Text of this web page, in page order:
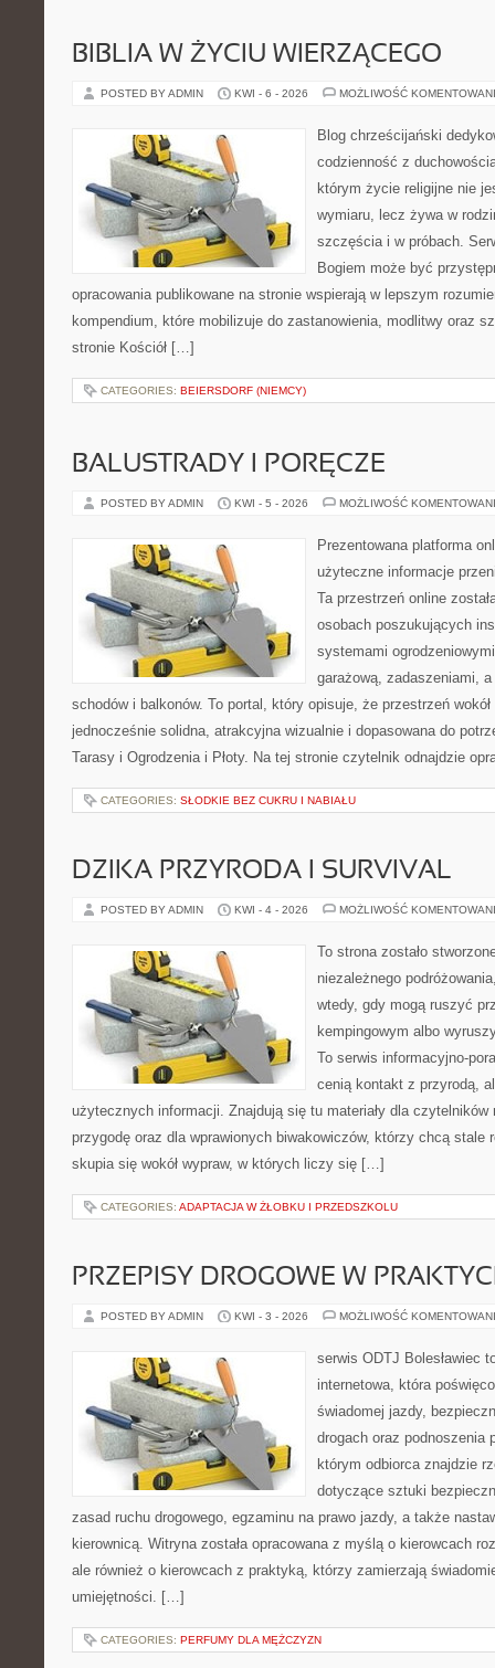
BIBLIA W ŻYCIU WIERZĄCEGO
POSTED BY ADMIN KWI - 6 - 2026 MOŻLIWOŚĆ
Blog chrześcijański
codzienność z
którym życie religijne nie
wymiaru, lecz żywa w
szczęścia i w próbach.
Bogiem może być
opracowania publikowane na stronie wspierają w lepszym
kompendium, które mobilizuje do zastanowienia, modlitwy oraz
stronie Kościół […]
CATEGORIES: BEIERSDORF (NIEMCY)
BALUSTRADY I PORĘCZE
POSTED BY ADMIN KWI - 5 - 2026 MOŻLIWOŚĆ
Prezentowana platforma
użyteczne informacje
Ta przestrzeń online
osobach poszukujących
systemami
garażową, zadaszeniami,
schodów i balkonów. To portal, który opisuje, że przestrzeń
jednocześnie solidna, atrakcyjna wizualnie i dopasowana do
Tarasy i Ogrodzenia i Płoty. Na tej stronie czytelnik odnajdzie
CATEGORIES: SŁODKIE BEZ CUKRU I NABIAŁU
DZIKA PRZYRODA I SURVIVAL
POSTED BY ADMIN KWI - 4 - 2026 MOŻLIWOŚĆ
To strona zostało
niezależnego
wtedy, gdy mogą ruszyć
kempingowym albo
To serwis informacyjno-
cenią kontakt z przyrodą,
użytecznych informacji. Znajdują się tu materiały dla
przygodę oraz dla wprawionych biwakowiczów, którzy chcą stale
skupia się wokół wypraw, w których liczy się […]
CATEGORIES: ADAPTACJA W ŻŁOBKU I PRZEDSZKOLU
PRZEPISY DROGOWE W
POSTED BY ADMIN KWI - 3 - 2026 MOŻLIWOŚĆ
serwis ODTJ Bolesławiec
internetowa, która
świadomej jazdy,
drogach oraz podnoszenia
którym odbiorca znajdzie
dotyczące sztuki
zasad ruchu drogowego, egzaminu na prawo jazdy, a także
kierownicą. Witryna została opracowana z myślą o kierowcach
ale również o kierowcach z praktyką, którzy zamierzają
umiejętności. […]
CATEGORIES: PERFUMY DLA MĘŻCZYZN